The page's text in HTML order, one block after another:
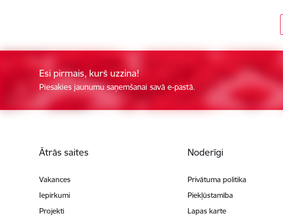
Esi pirmais, kurš uzzina!
Piesakies jaunumu saņemšanai savā e-pastā.
Ātrās saites
Vakances
Iepirkumi
Projekti
Noderīgi
Privātuma politika
Piekļūstamība
Lapas karte